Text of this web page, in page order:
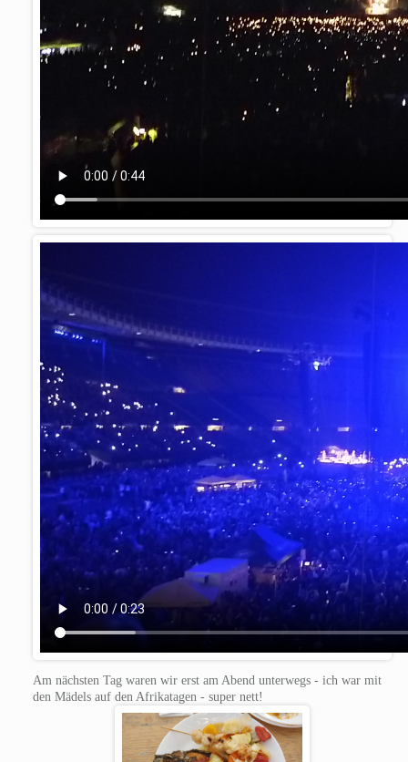
Am nächsten Tag waren wir erst am Abend unterwegs - ich war mit
den Mädels auf den Afrikatagen - super nett!